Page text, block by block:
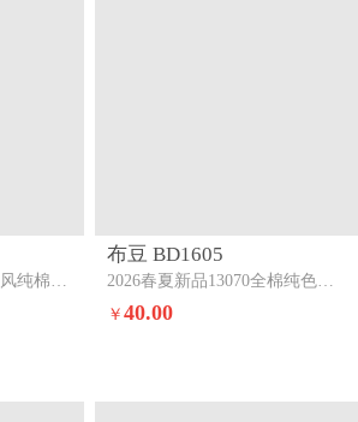
2026春夏新款全棉无印风纯棉三四件套浅灰+卡其
布豆 BD1605
2026春夏新品13070全棉纯色系三四件套纯棉四件套浅灰+粉
￥ 40.00